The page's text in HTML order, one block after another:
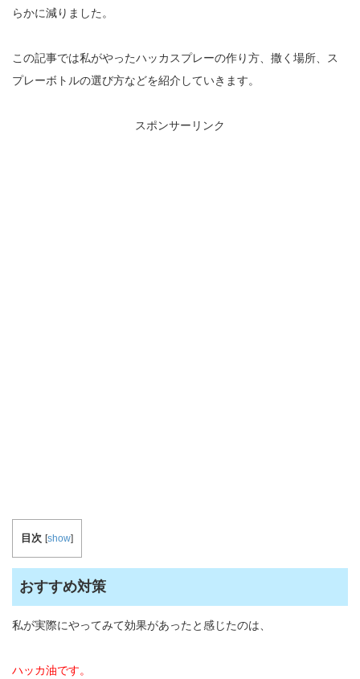
らかに減りました。
この記事では私がやったハッカスプレーの作り方、撒く場所、ス
プレーボトルの選び方などを紹介していきます。
スポンサーリンク
目次 [show]
おすすめ対策
私が実際にやってみて効果があったと感じたのは、
ハッカ油です。